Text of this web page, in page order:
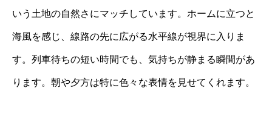
いう土地の自然さにマッチしています。ホームに立つと
海風を感じ、線路の先に広がる水平線が視界に入りま
す。列車待ちの短い時間でも、気持ちが静まる瞬間があ
ります。朝や夕方は特に色々な表情を見せてくれます。